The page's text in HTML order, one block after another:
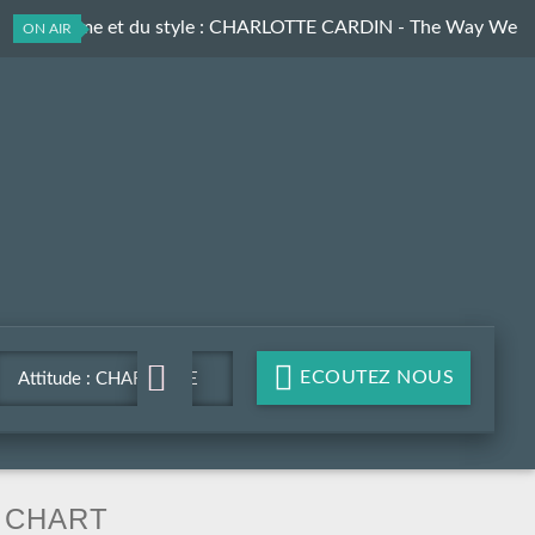
ON AIR
Du rythme et du style : CHARLOTTE CARDIN - The Way We
Attitude : CHARLOTTE
CARDIN - The Way We
ECOUTEZ NOUS
CHART